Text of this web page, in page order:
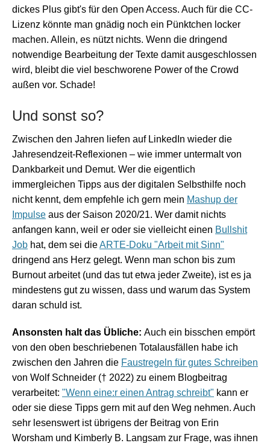
dickes Plus gibt's für den Open Access. Auch für die CC-
Lizenz könnte man gnädig noch ein Pünktchen locker
machen. Allein, es nützt nichts. Wenn die dringend
notwendige Bearbeitung der Texte damit ausgeschlossen
wird, bleibt die viel beschworene Power of the Crowd
außen vor. Schade!
Und sonst so?
Zwischen den Jahren liefen auf LinkedIn wieder die
Jahresendzeit-Reflexionen – wie immer untermalt von
Dankbarkeit und Demut. Wer die eigentlich
immergleichen Tipps aus der digitalen Selbsthilfe noch
nicht kennt, dem empfehle ich gern mein Mashup der
Impulse aus der Saison 2020/21. Wer damit nichts
anfangen kann, weil er oder sie vielleicht einen Bullshit
Job hat, dem sei dieARTE-Doku "Arbeit mit Sinn"
dringend ans Herz gelegt. Wenn man schon bis zum
Burnout arbeitet (und das tut etwa jeder Zweite), ist es ja
mindestens gut zu wissen, dass und warum das System
daran schuld ist.
Ansonsten halt das Übliche: Auch ein bisschen empört
von den oben beschriebenen Totalausfällen habe ich
zwischen den Jahren die Faustregeln für gutes Schreiben
von Wolf Schneider († 2022) zu einem Blogbeitrag
verarbeitet: "Wenn eine:r einen Antrag schreibt" kann er
oder sie diese Tipps gern mit auf den Weg nehmen. Auch
sehr lesenswert ist übrigens der Beitrag von Erin
Worsham und Kimberly B. Langsam zur Frage, was ihnen